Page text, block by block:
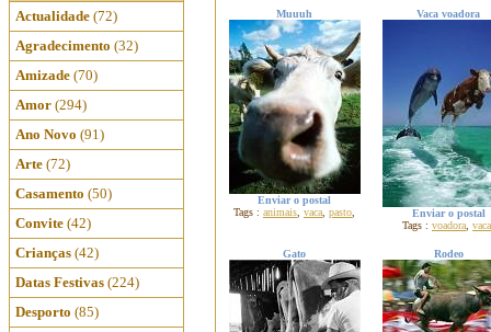
Actualidade (72)
Agradecimento (32)
Amizade (70)
Amor (294)
Ano Novo (91)
Arte (72)
Casamento (50)
Convite (42)
Crianças (42)
Datas Festivas (224)
Desporto (85)
Muuuh
Enviar o postal
Tags : animais vaca pasto
Vaca voadora
Enviar o postal
Tags : voadora vaca
Gato Rodeo